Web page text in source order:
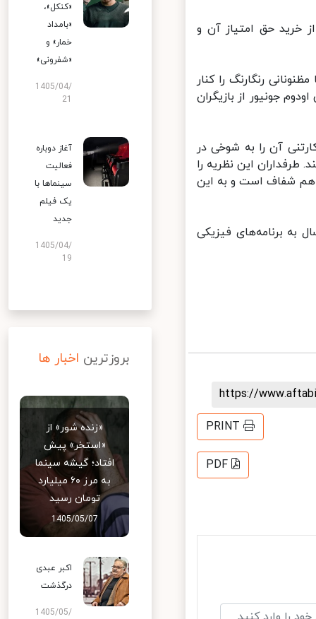
حق امتیاز آن و
رنگارنگ را کنار
جونیور از بازیگران
در سال ۱۹۶۸ است و پل مک کارتنی آن را به شوخی در
این نظریه را
شفاف است و به این
برنامه‌های فیزیکی
https://
PRINT
PDF
«کنکل»،
«بامداد
خمار» و
«شفرونی»
1405/04/
آغاز دوباره
فعالیت
سینماها با
یک فیلم
جدید
1405/04/
19
بروزترین اخبار ها
«زنده شور» از
«استخر» پیش
افتاد؛ گیشه سینما
به مرز ۶۰ میلیارد
تومان رسید
1405/05/07
اکبر عبدی
درگذشت
1405/05/